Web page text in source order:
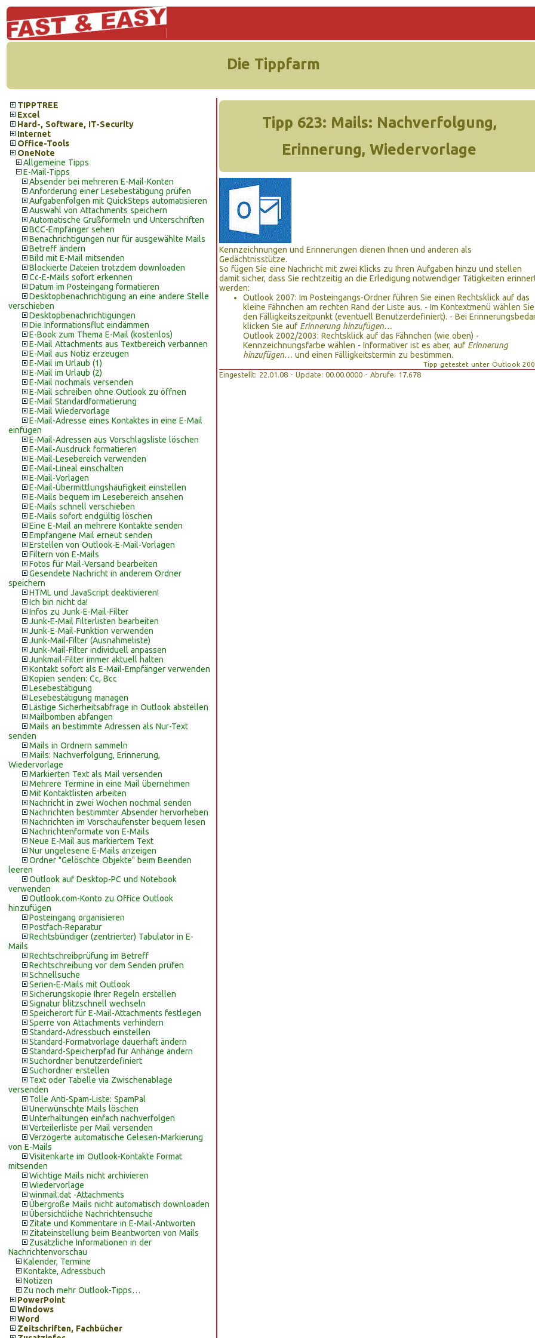
Die Tippfarm
TIPPTREE
Excel
Hard-, Software, IT-Security
Internet
Office-Tools
OneNote
Allgemeine Tipps
E-Mail-Tipps
Absender bei mehreren E-Mail-Konten
Anforderung einer Lesebestätigung prüfen
Aufgabenfolgen mit QuickSteps automatisieren
Auswahl von Attachments speichern
Automatische Grußformeln und Unterschriften
BCC-Empfänger sehen
Benachrichtigungen nur für ausgewählte Mails
Betreff ändern
Bild mit E-Mail mitsenden
Blockierte Dateien trotzdem downloaden
Cc-E-Mails sofort erkennen
Datum im Posteingang formatieren
Desktopbenachrichtigung an eine andere Stelle
verschieben
Desktopbenachrichtigungen
Die Informationsflut eindämmen
E-Book zum Thema E-Mail (kostenlos)
E-Mail Attachments aus Textbereich verbannen
E-Mail aus Notiz erzeugen
E-Mail im Urlaub (1)
E-Mail im Urlaub (2)
E-Mail nochmals versenden
E-Mail schreiben ohne Outlook zu öffnen
E-Mail Standardformatierung
E-Mail Wiedervorlage
E-Mail-Adresse eines Kontaktes in eine E-Mail
einfügen
E-Mail-Adressen aus Vorschlagsliste löschen
E-Mail-Ausdruck formatieren
E-Mail-Lesebereich verwenden
E-Mail-Lineal einschalten
E-Mail-Vorlagen
E-Mail-Übermittlungshäufigkeit einstellen
E-Mails bequem im Lesebereich ansehen
E-Mails schnell verschieben
E-Mails sofort endgültig löschen
Eine E-Mail an mehrere Kontakte senden
Empfangene Mail erneut senden
Erstellen von Outlook-E-Mail-Vorlagen
Filtern von E-Mails
Fotos für Mail-Versand bearbeiten
Gesendete Nachricht in anderem Ordner
speichern
HTML und JavaScript deaktivieren!
Ich bin nicht da!
Infos zu Junk-E-Mail-Filter
Junk-E-Mail Filterlisten bearbeiten
Junk-E-Mail-Funktion verwenden
Junk-Mail-Filter (Ausnahmeliste)
Junk-Mail-Filter individuell anpassen
Junkmail-Filter immer aktuell halten
Kontakt sofort als E-Mail-Empfänger verwenden
Kopien senden: Cc, Bcc
Lesebestätigung
Lesebestätigung managen
Lästige Sicherheitsabfrage in Outlook abstellen
Mailbomben abfangen
Mails an bestimmte Adressen als Nur-Text
senden
Mails in Ordnern sammeln
Mails: Nachverfolgung, Erinnerung,
Wiedervorlage
Markierten Text als Mail versenden
Mehrere Termine in eine Mail übernehmen
Mit Kontaktlisten arbeiten
Nachricht in zwei Wochen nochmal senden
Nachrichten bestimmter Absender hervorheben
Nachrichten im Vorschaufenster bequem lesen
Nachrichtenformate von E-Mails
Neue E-Mail aus markiertem Text
Nur ungelesene E-Mails anzeigen
Ordner "Gelöschte Objekte" beim Beenden
leeren
Outlook auf Desktop-PC und Notebook
verwenden
Outlook.com-Konto zu Office Outlook
hinzufügen
Posteingang organisieren
Postfach-Reparatur
Rechtsbündiger (zentrierter) Tabulator in E-
Mails
Rechtschreibprüfung im Betreff
Rechtschreibung vor dem Senden prüfen
Schnellsuche
Serien-E-Mails mit Outlook
Sicherungskopie Ihrer Regeln erstellen
Signatur blitzschnell wechseln
Speicherort für E-Mail-Attachments festlegen
Sperre von Attachments verhindern
Standard-Adressbuch einstellen
Standard-Formatvorlage dauerhaft ändern
Standard-Speicherpfad für Anhänge ändern
Suchordner benutzerdefiniert
Suchordner erstellen
Text oder Tabelle via Zwischenablage
versenden
Tolle Anti-Spam-Liste: SpamPal
Unerwünschte Mails löschen
Unterhaltungen einfach nachverfolgen
Verteilerliste per Mail versenden
Verzögerte automatische Gelesen-Markierung
von E-Mails
Visitenkarte im Outlook-Kontakte Format
mitsenden
Wichtige Mails nicht archivieren
Wiedervorlage
winmail.dat -Attachments
Übergroße Mails nicht automatisch downloaden
Übersichtliche Nachrichtensuche
Zitate und Kommentare in E-Mail-Antworten
Zitateinstellung beim Beantworten von Mails
Zusätzliche Informationen in der
Nachrichtenvorschau
Kalender, Termine
Kontakte, Adressbuch
Notizen
Zu noch mehr Outlook-Tipps…
PowerPoint
Windows
Word
Zeitschriften, Fachbücher
Tipp 623: Mails: Nachverfolgung,
Erinnerung, Wiedervorlage
Kennzeichnungen und Erinnerungen dienen Ihnen und anderen als
Gedächtnisstütze.
So fügen Sie eine Nachricht mit zwei Klicks zu Ihren Aufgaben hinzu und stellen
damit sicher, dass Sie rechtzeitig an die Erledigung notwendiger Tätigkeiten
werden:
Outlook 2007: Im Posteingangs-Ordner führen Sie einen Rechtsklick auf das
kleine Fähnchen am rechten Rand der Liste aus. - Im Kontextmenü wählen Sie
den Fälligkeitszeitpunkt (eventuell Benutzerdefiniert). - Bei
klicken Sie auf Erinnerung hinzufügen…
Outlook 2002/2003: Rechtsklick auf das Fähnchen (wie oben) -
Kennzeichnungsfarbe wählen - Informativer ist es aber, auf Erinnerung
hinzufügen… und einen Fälligkeitstermin zu bestimmen.
Tipp getestet unter Outlook
Eingestellt: 22.01.08 - Update: 00.00.0000 - Abrufe: 17.678